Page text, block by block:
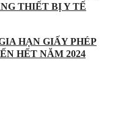
THIẾT BỊ Y TẾ
HẠN GIẤY PHÉP
HẾT NĂM 2024